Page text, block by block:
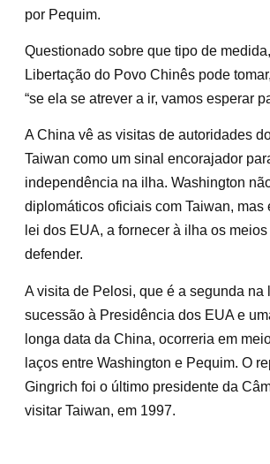
por Pequim.
Questionado sobre que tipo de
Libertação do Povo Chinês pode
“se ela se atrever a ir, vamos esperar
A China vê as visitas de autoridades
Taiwan como um sinal encorajador
independência na ilha. Washington
diplomáticos oficiais com Taiwan, mas
lei dos EUA, a fornecer à ilha os
defender.
A visita de Pelosi, que é a segunda na
sucessão à Presidência dos EUA e
longa data da China, ocorreria em
laços entre Washington e Pequim. O
Gingrich foi o último presidente da
visitar Taiwan, em 1997.